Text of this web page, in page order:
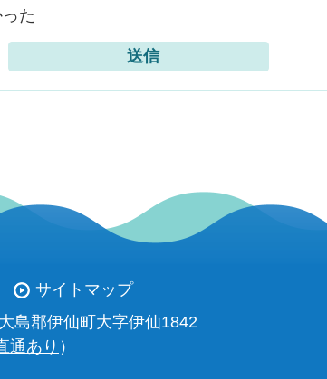
た
サイトマップ
島郡伊仙町大字伊仙1842
通あり ）